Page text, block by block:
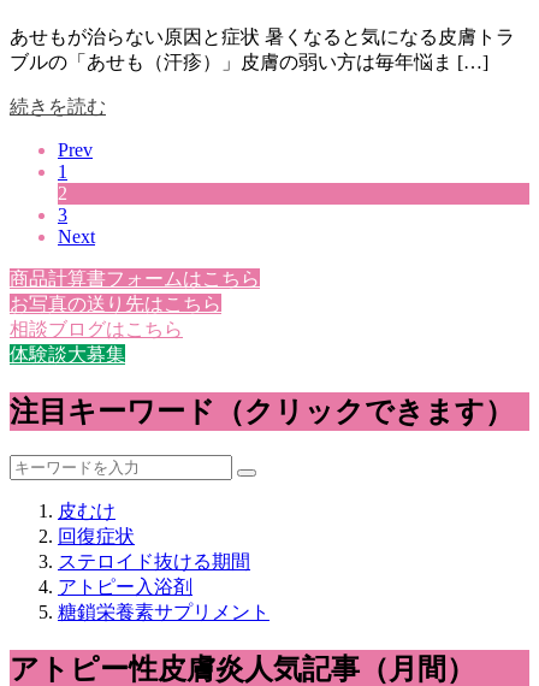
あせもが治らない原因と症状 暑くなると気になる皮膚トラ
ブルの「あせも（汗疹）」皮膚の弱い方は毎年悩ま […]
続きを読む
Prev
1
2
3
Next
商品計算書フォームはこちら
お写真の送り先はこちら
相談ブログはこちら
体験談大募集
注目キーワード（クリックできます）
皮むけ
回復症状
ステロイド抜ける期間
アトピー入浴剤
糖鎖栄養素サプリメント
アトピー性皮膚炎人気記事（月間）